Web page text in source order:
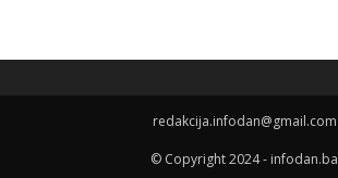
redakcija.infodan@gmail.com
© Copyright 2024 - infodan.ba